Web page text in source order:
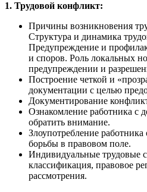
1. Трудовой конфликт:
Причины возникновения
Структура и динамика
Предупреждение и
и споров. Роль локальных
предупреждении и
Построение четкой и
документации с целью
Документирование
Ознакомление работника с
обратить внимание.
Злоупотребление
борьбы в правовом поле.
Индивидуальные трудовые
классификация, правовое
рассмотрения.